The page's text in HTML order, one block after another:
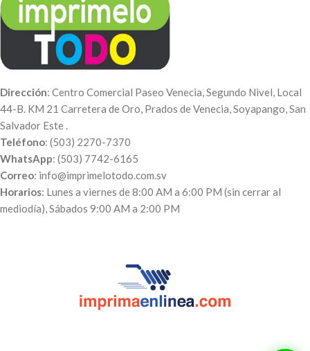
Dirección: Centro Comercial Paseo Venecia, Segundo Nivel, Local
44-B. KM 21 Carretera de Oro, Prados de Venecia, Soyapango, San
Salvador Este .
Teléfono: (503) 2270-7370
WhatsApp: (503) 7742-6165
Correo: info@imprimelotodo.com.sv
Horarios: Lunes a viernes de 8:00 AM a 6:00 PM (sin cerrar al
mediodía), Sábados 9:00 AM a 2:00 PM